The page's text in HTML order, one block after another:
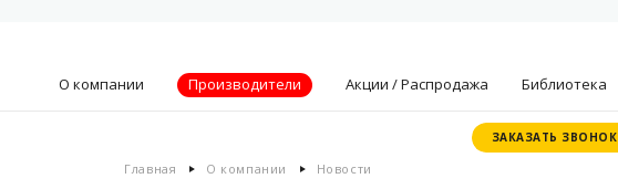
О компании Производители Акции / Распродажа Библиотека
ЗАКАЗАТЬ ЗВОНОК
ЗАКАЗАТЬ ЗВОНОК
Главная О компании Новости